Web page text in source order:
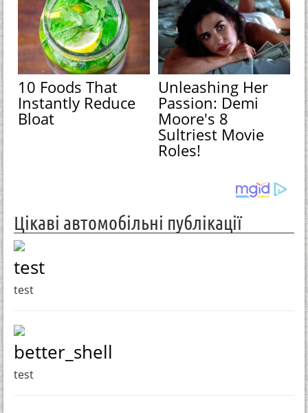
10 Foods That
Instantly Reduce
Bloat
Unleashing Her
Passion: Demi
Moore's 8
Sultriest Movie
Roles!
Цікаві автомобільні публікації
test
test
better_shell
test